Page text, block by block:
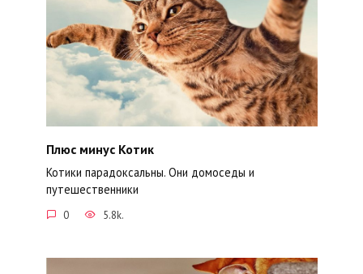
Плюс минус Котик
Котики парадоксальны. Они домоседы и
путешественники
0 5.8k.